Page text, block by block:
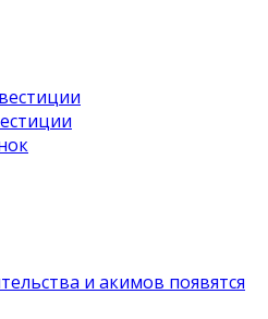
и акимов появятся